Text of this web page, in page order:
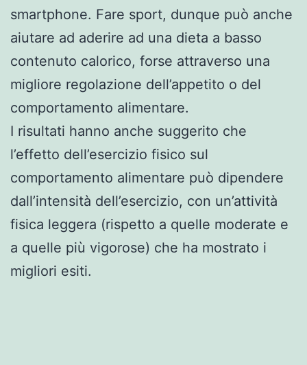
smartphone. Fare sport, dunque può anche
aiutare ad aderire ad una dieta a basso
contenuto calorico, forse attraverso una
migliore regolazione dell’appetito o del
comportamento alimentare.
I risultati hanno anche suggerito che
l’effetto dell’esercizio fisico sul
comportamento alimentare può dipendere
dall’intensità dell’esercizio, con un’attività
fisica leggera (rispetto a quelle moderate e
a quelle più vigorose) che ha mostrato i
migliori esiti.